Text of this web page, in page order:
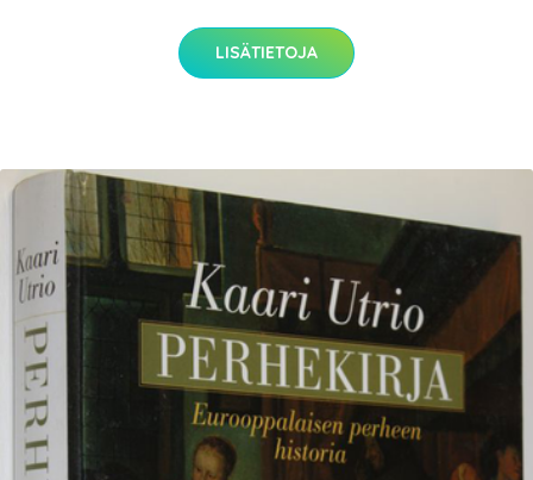
LISÄTIETOJA